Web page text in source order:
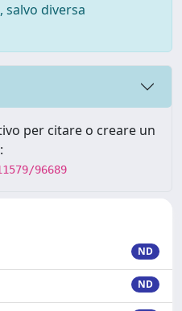
diversa
per citare o creare un
96689
ND
ND